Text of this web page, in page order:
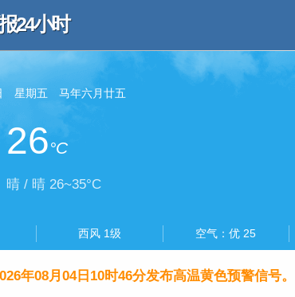
24小时
星期五 马年六月廿五
26°C
晴 / 晴 26~35°C
西风 1级 空气：优 25
年08月04日10时46分发布高温黄色预警信号。